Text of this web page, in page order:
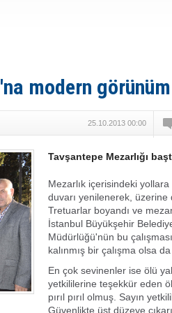
modern görünüm
25.10.2013 00:00
Tavşantepe Mezarlığı
Mezarlık içerisindeki
duvarı yenilenerek, üzerine
Tretuarlar boyandı ve
İstanbul Büyükşehir
Müdürlüğü'nün bu
kalınmış bir çalışma olsa
En çok sevinenler ise ölü
yetkililerine teşekkür eden
pırıl pırıl olmuş. Sayın
Güvenlikte üst düzeye